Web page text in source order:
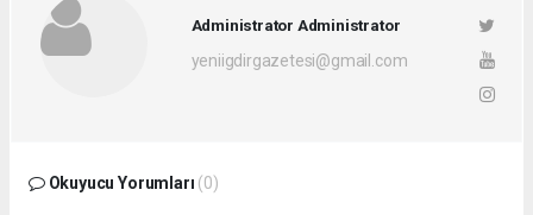
Administrator Administrator
yeniigdirgazetesi@gmail.com
Okuyucu Yorumları (0)